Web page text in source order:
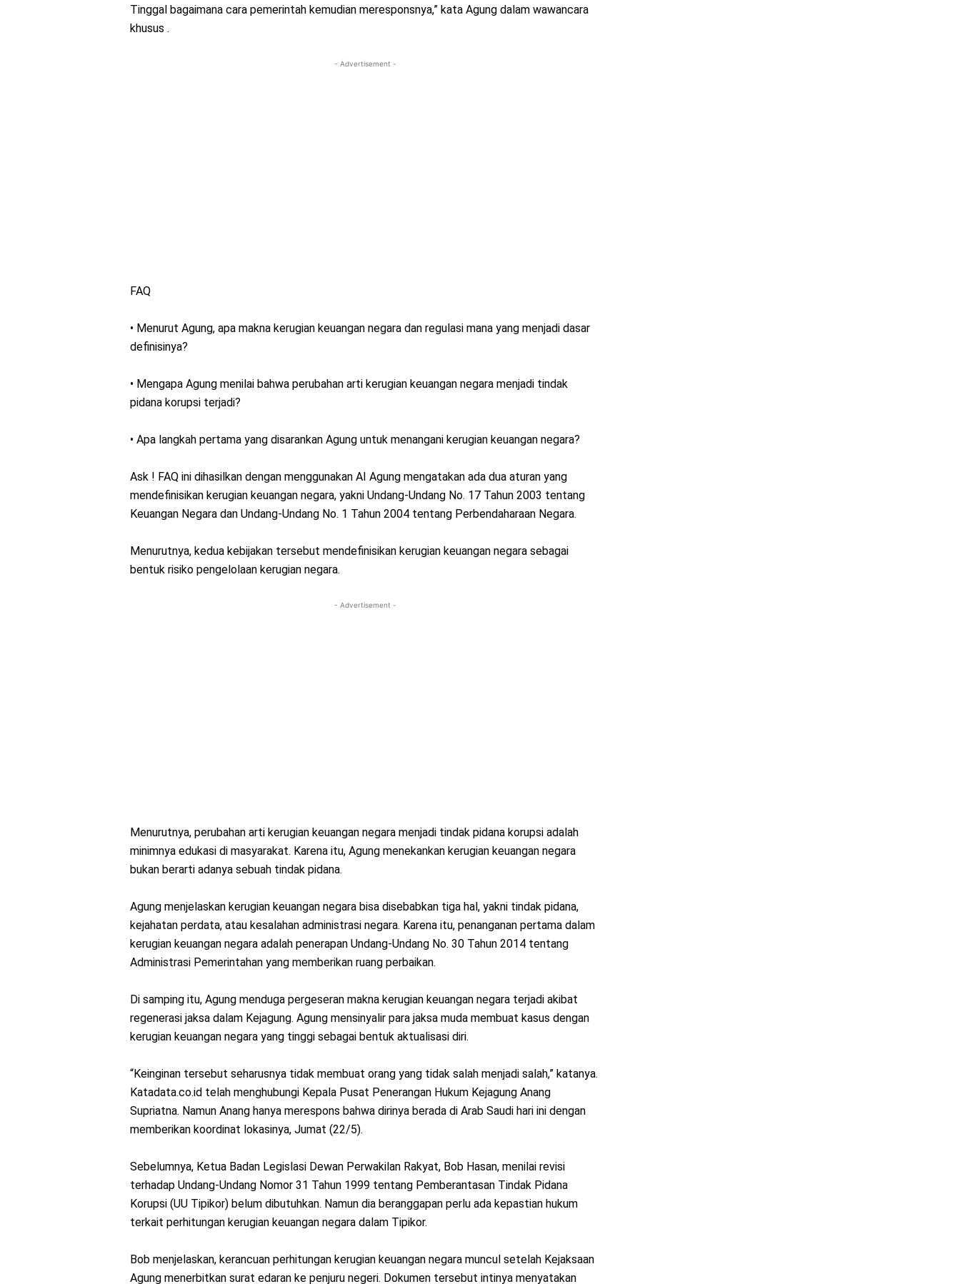
Tinggal bagaimana cara pemerintah kemudian meresponsnya,” kata Agung dalam wawancara
khusus .
- Advertisement -
FAQ
• Menurut Agung, apa makna kerugian keuangan negara dan regulasi mana yang menjadi dasar
definisinya?
• Mengapa Agung menilai bahwa perubahan arti kerugian keuangan negara menjadi tindak
pidana korupsi terjadi?
• Apa langkah pertama yang disarankan Agung untuk menangani kerugian keuangan negara?
Ask ! FAQ ini dihasilkan dengan menggunakan AI Agung mengatakan ada dua aturan yang
mendefinisikan kerugian keuangan negara, yakni Undang-Undang No. 17 Tahun 2003 tentang
Keuangan Negara dan Undang-Undang No. 1 Tahun 2004 tentang Perbendaharaan Negara.
Menurutnya, kedua kebijakan tersebut mendefinisikan kerugian keuangan negara sebagai
bentuk risiko pengelolaan kerugian negara.
- Advertisement -
Menurutnya, perubahan arti kerugian keuangan negara menjadi tindak pidana korupsi adalah
minimnya edukasi di masyarakat. Karena itu, Agung menekankan kerugian keuangan negara
bukan berarti adanya sebuah tindak pidana.
Agung menjelaskan kerugian keuangan negara bisa disebabkan tiga hal, yakni tindak pidana,
kejahatan perdata, atau kesalahan administrasi negara. Karena itu, penanganan pertama dalam
kerugian keuangan negara adalah penerapan Undang-Undang No. 30 Tahun 2014 tentang
Administrasi Pemerintahan yang memberikan ruang perbaikan.
Di samping itu, Agung menduga pergeseran makna kerugian keuangan negara terjadi akibat
regenerasi jaksa dalam Kejagung. Agung mensinyalir para jaksa muda membuat kasus dengan
kerugian keuangan negara yang tinggi sebagai bentuk aktualisasi diri.
“Keinginan tersebut seharusnya tidak membuat orang yang tidak salah menjadi salah,” katanya.
Katadata.co.id telah menghubungi Kepala Pusat Penerangan Hukum Kejagung Anang
Supriatna. Namun Anang hanya merespons bahwa dirinya berada di Arab Saudi hari ini dengan
memberikan koordinat lokasinya, Jumat (22/5).
Sebelumnya, Ketua Badan Legislasi Dewan Perwakilan Rakyat, Bob Hasan, menilai revisi
terhadap Undang-Undang Nomor 31 Tahun 1999 tentang Pemberantasan Tindak Pidana
Korupsi (UU Tipikor) belum dibutuhkan. Namun dia beranggapan perlu ada kepastian hukum
terkait perhitungan kerugian keuangan negara dalam Tipikor.
Bob menjelaskan, kerancuan perhitungan kerugian keuangan negara muncul setelah Kejaksaan
Agung menerbitkan surat edaran ke penjuru negeri. Dokumen tersebut intinya menyatakan